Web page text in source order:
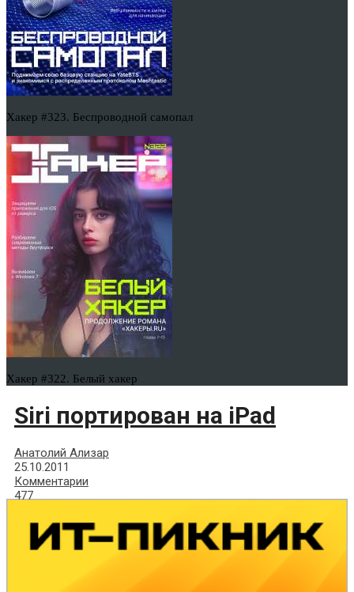
Хакер #323. Беспроводной самопал
Хакер #322. Белый хакер
Siri портирован на iPad
Анатолий Ализар
25.10.2011
Комментарии
477